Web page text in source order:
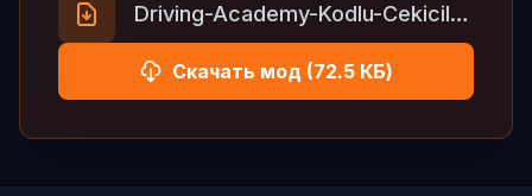
Driving-Academy-Kodlu-Cekiciler-Modu.zip
Скачать мод (72.5 КБ)